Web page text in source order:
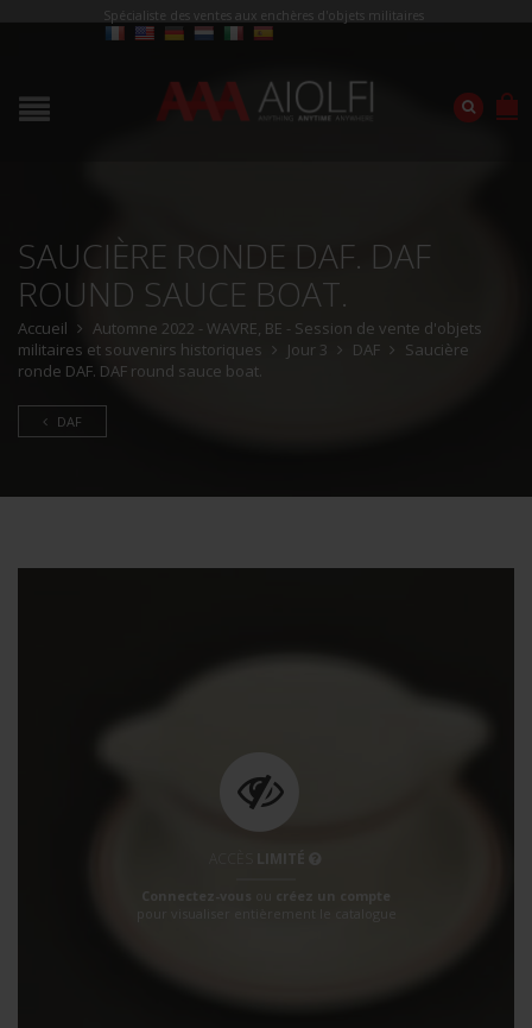
Spécialiste des ventes aux enchères d'objets militaires
SAUCIÈRE RONDE DAF. DAF
ROUND SAUCE BOAT.
Accueil
Automne 2022 - WAVRE, BE - Session de vente d'objets
militaires et souvenirs historiques
Jour 3 DAF
Saucière
ronde DAF. DAF round sauce boat.
DAF
Connectez-vous
créez un compte
pour visualiser entièrement le catalogue